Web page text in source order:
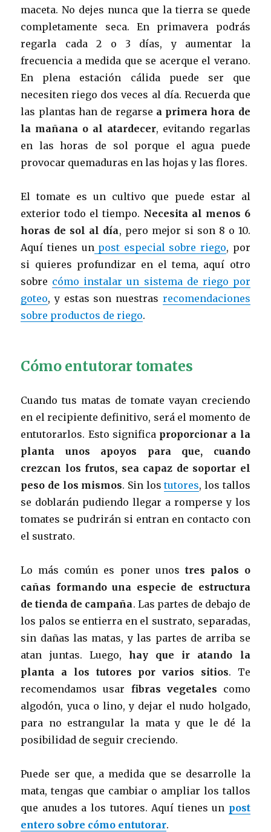
maceta. No dejes nunca que la tierra se quede
completamente seca. En primavera podrás
regarla cada 2 o 3 días, y aumentar la
frecuencia a medida que se acerque el verano.
En plena estación cálida puede ser que
necesiten riego dos veces al día. Recuerda que
las plantas han de regarse a primera hora de
la mañana o al atardecer, evitando regarlas
en las horas de sol porque el agua puede
provocar quemaduras en las hojas y las flores.
El tomate es un cultivo que puede estar al
exterior todo el tiempo. Necesita al menos 6
horas de sol al día, pero mejor si son 8 o 10.
Aquí tienes unpost especial sobre riego, por
si quieres profundizar en el tema, aquí otro
sobre cómo instalar un sistema de riego por
goteo, y estas son nuestras recomendaciones
sobre productos de riego.
Cómo entutorar tomates
Cuando tus matas de tomate vayan creciendo
en el recipiente definitivo, será el momento de
entutorarlos. Esto significa proporcionar a la
planta unos apoyos para que, cuando
crezcan los frutos, sea capaz de soportar el
peso de los mismos. Sin lostutores, los tallos
se doblarán pudiendo llegar a romperse y los
tomates se pudrirán si entran en contacto con
el sustrato.
Lo más común es poner unos tres palos o
cañas formando una especie de estructura
de tienda de campaña. Las partes de debajo de
los palos se entierra en el sustrato, separadas,
sin dañas las matas, y las partes de arriba se
atan juntas. Luego, hay que ir atando la
planta a los tutores por varios sitios. Te
recomendamos usar fibras vegetales como
algodón, yuca o lino, y dejar el nudo holgado,
para no estrangular la mata y que le dé la
posibilidad de seguir creciendo.
Puede ser que, a medida que se desarrolle la
mata, tengas que cambiar o ampliar los tallos
que anudes a los tutores. Aquí tienes un post
entero sobre cómo entutorar.